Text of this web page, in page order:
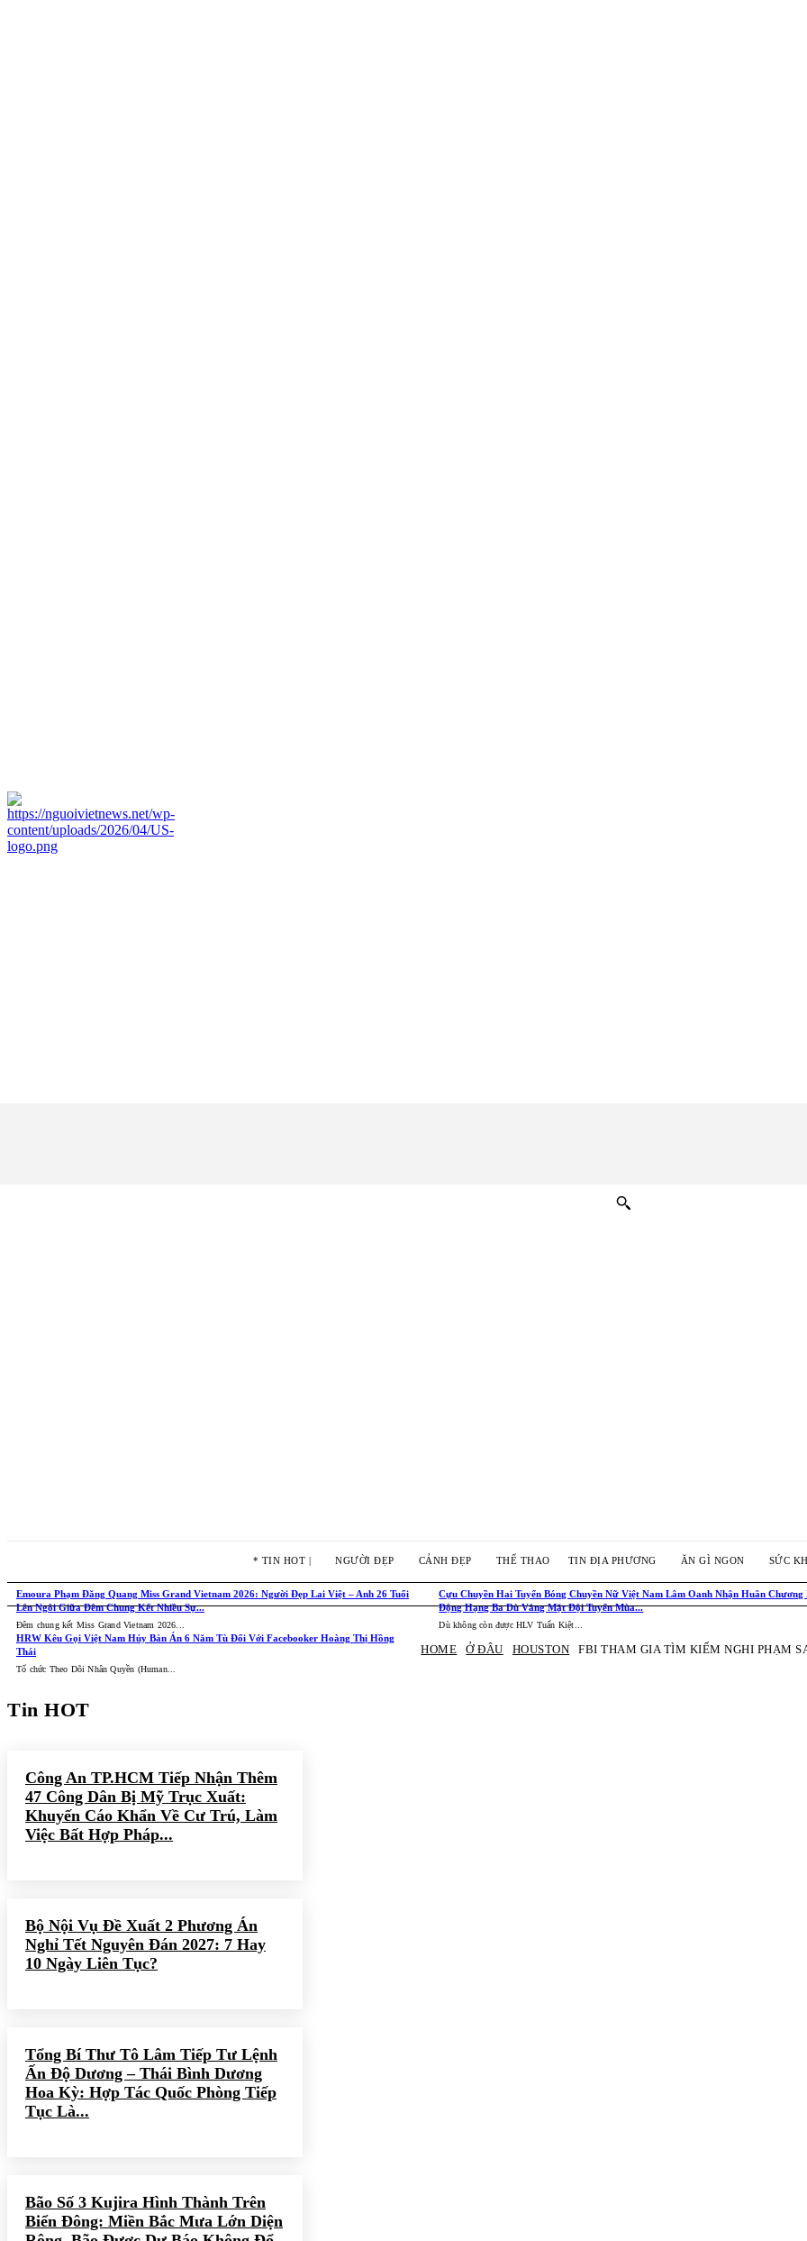
* TIN HOT | NGƯỜI ĐẸP CẢNH ĐẸP THỂ THAO TIN ĐỊA PHƯƠNG ĂN GÌ NGON SỨC
Emoura Phạm Đăng Quang Miss Grand Vietnam 2026: Người Đẹp Lai Việt – Anh 26 Tuổi
Lên Ngôi Giữa Đêm Chung Kết Nhiều Sự...
Đêm chung kết Miss Grand Vietnam 2026...
Cựu Chuyền Hai Tuyển Bóng Chuyền Nữ Việt Nam Lâm Oanh Nhận Huân Chương
Động Hạng Ba Dù Vắng Mặt Đội Tuyển Mùa...
Dù không còn được HLV Tuấn Kiệt...
HRW Kêu Gọi Việt Nam Hủy Bản Án 6 Năm Tù Đối Với Facebooker Hoàng Thị Hồng
Thái
Tổ chức Theo Dõi Nhân Quyền (Human...
HOME Ở ĐÂU HOUSTON FBI THAM GIA TÌM KIẾM NGHI PHẠM
Tin HOT
Công An TP.HCM Tiếp Nhận Thêm
47 Công Dân Bị Mỹ Trục Xuất:
Khuyến Cáo Khẩn Về Cư Trú, Làm
Việc Bất Hợp Pháp...
Bộ Nội Vụ Đề Xuất 2 Phương Án
Nghỉ Tết Nguyên Đán 2027: 7 Hay
10 Ngày Liên Tục?
Tổng Bí Thư Tô Lâm Tiếp Tư Lệnh
Ấn Độ Dương – Thái Bình Dương
Hoa Kỳ: Hợp Tác Quốc Phòng Tiếp
Tục Là...
Bão Số 3 Kujira Hình Thành Trên
Biển Đông: Miền Bắc Mưa Lớn Diện